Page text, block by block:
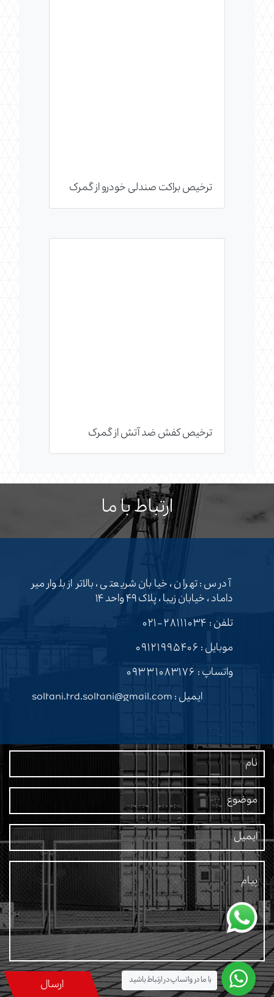
ترخیص براکت صندلی خودرو از گمرک
ترخیص کفش ضد آتش از گمرک
ارتباط با ما
آدرس : تهران ، خیابان شریعتی ، بالاتر از بلوار میر
داماد ، خیابان زیبا ، پلاک ۴۹ واحد ۱۴
تلفن : ۲۸۱۱۱۰۳۴-۰۲۱
موبایل : ۰۹۱۲۱۹۹۵۴۰۶
واتساپ : ۰۹۳۳۱۰۸۳۱۷۶
ایمیل : soltani.trd.soltani@gmail.com
با ما در واتساپ در ارتباط باشید